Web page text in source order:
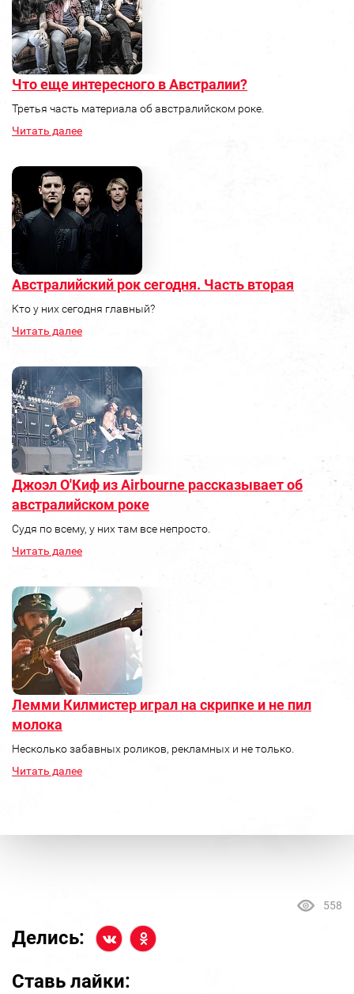
Что еще интересного в Австралии?
Третья часть материала об австралийском роке.
Читать далее
Австралийский рок сегодня. Часть вторая
Кто у них сегодня главный?
Читать далее
Джоэл О'Киф из Airbourne рассказывает об
австралийском роке
Судя по всему, у них там все непросто.
Читать далее
Лемми Килмистер играл на скрипке и не пил
молока
Несколько забавных роликов, рекламных и не только.
Читать далее
558
Делись:
Ставь лайки: